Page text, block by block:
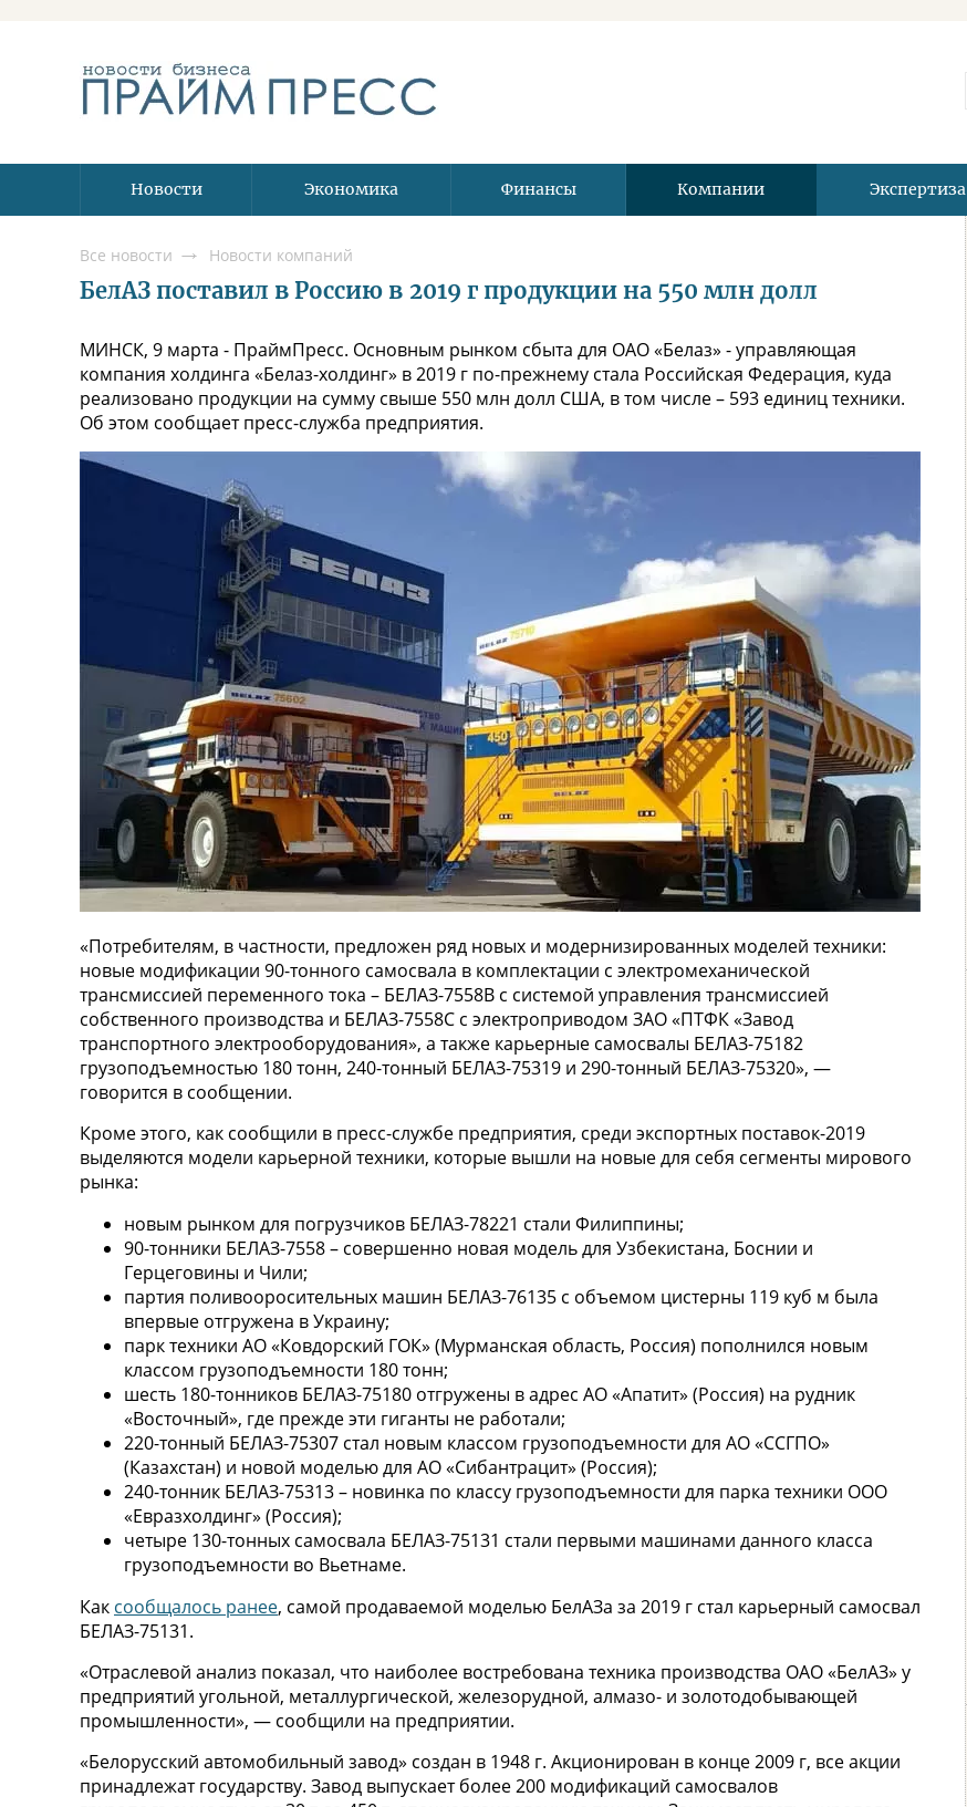
Новости Экономика Финансы Компании Экспертиза
Все новости Новости компаний
БелАЗ поставил в Россию в 2019 г продукции на 550 млн долл
МИНСК, 9 марта - ПраймПресс. Основным рынком сбыта для ОАО «Белаз» - управляющая
компания холдинга «Белаз-холдинг» в 2019 г по-прежнему стала Российская Федерация, куда
реализовано продукции на сумму свыше 550 млн долл США, в том числе – 593 единиц техники.
Об этом сообщает пресс-служба предприятия.
«Потребителям, в частности, предложен ряд новых и модернизированных моделей техники:
новые модификации 90-тонного самосвала в комплектации с электромеханической
трансмиссией переменного тока – БЕЛАЗ-7558B c системой управления трансмиссией
собственного производства и БЕЛАЗ-7558С с электроприводом ЗАО «ПТФК «Завод
транспортного электрооборудования», а также карьерные самосвалы БЕЛАЗ-75182
грузоподъемностью 180 тонн, 240-тонный БЕЛАЗ-75319 и 290-тонный БЕЛАЗ-75320», —
говорится в сообщении.
Кроме этого, как сообщили в пресс-службе предприятия, среди экспортных поставок-2019
выделяются модели карьерной техники, которые вышли на новые для себя сегменты мирового
рынка:
новым рынком для погрузчиков БЕЛАЗ-78221 стали Филиппины;
90-тонники БЕЛАЗ-7558 – совершенно новая модель для Узбекистана, Боснии и
Герцеговины и Чили;
партия поливооросительных машин БЕЛАЗ-76135 с объемом цистерны 119 куб м была
впервые отгружена в Украину;
парк техники АО «Ковдорский ГОК» (Мурманская область, Россия) пополнился новым
классом грузоподъемности 180 тонн;
шесть 180-тонников БЕЛАЗ-75180 отгружены в адрес АО «Апатит» (Россия) на рудник
«Восточный», где прежде эти гиганты не работали;
220-тонный БЕЛАЗ-75307 стал новым классом грузоподъемности для АО «ССГПО»
(Казахстан) и новой моделью для АО «Сибантрацит» (Россия);
240-тонник БЕЛАЗ-75313 – новинка по классу грузоподъемности для парка техники ООО
«Евразхолдинг» (Россия);
четыре 130-тонных самосвала БЕЛАЗ-75131 стали первыми машинами данного класса
грузоподъемности во Вьетнаме.
Как сообщалось ранее, самой продаваемой моделью БелАЗа за 2019 г стал карьерный самосвал
БЕЛАЗ-75131.
«Отраслевой анализ показал, что наиболее востребована техника производства ОАО «БелАЗ» у
предприятий угольной, металлургической, железорудной, алмазо- и золотодобывающей
промышленности», — сообщили на предприятии.
«Белорусский автомобильный завод» создан в 1948 г. Акционирован в конце 2009 г, все акции
принадлежат государству. Завод выпускает более 200 модификаций самосвалов